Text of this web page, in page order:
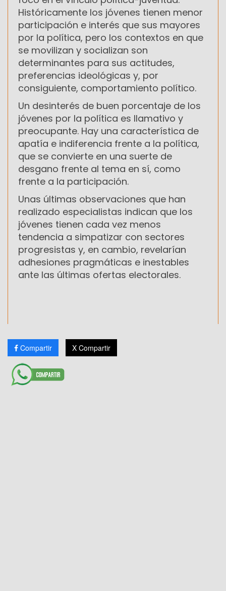
Históricamente los jóvenes tienen menor
participación e interés que sus mayores
por la política, pero los contextos en que
se movilizan y socializan son
determinantes para sus actitudes,
preferencias ideológicas y, por
consiguiente, comportamiento político.
Un desinterés de buen porcentaje de los
jóvenes por la política es llamativo y
preocupante. Hay una característica de
apatía e indiferencia frente a la política,
que se convierte en una suerte de
desgano frente al tema en sí, como
frente a la participación.
Unas últimas observaciones que han
realizado especialistas indican que los
jóvenes tienen cada vez menos
tendencia a simpatizar con sectores
progresistas y, en cambio, revelarían
adhesiones pragmáticas e inestables
ante las últimas ofertas electorales.
Compartir X Compartir